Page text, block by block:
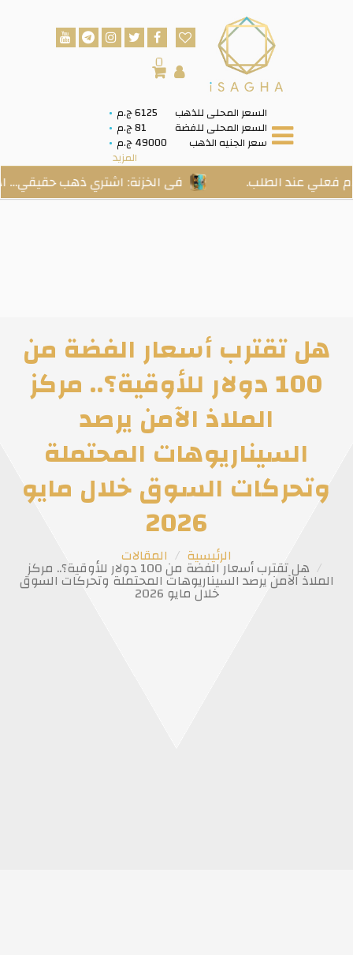
السعر المحلى للذهب 6125 ج.م
السعر المحلى للفضة 81 ج.م
سعر الجنيه الذهب 49000 ج.م
المزيد
0
فى الخزنة: اشتري ذهب حقيقي… ادخره
هل تقترب أسعار الفضة من
100 دولار للأوقية؟.. مركز
الملاذ الآمن يرصد
السيناريوهات المحتملة
وتحركات السوق خلال مايو
2026
الرئيسية المقالات
هل تقترب أسعار الفضة من 100 دولار للأوقية؟.. مركز
الملاذ الآمن يرصد السيناريوهات المحتملة وتحركات السوق
خلال مايو 2026